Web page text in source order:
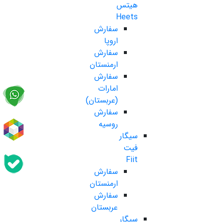
هیتس
Heets
سفارش
اروپا
سفارش
ارمنستان
سفارش
امارات
(عربستان)
سفارش
روسیه
سیگار
فیت
Fiit
سفارش
ارمنستان
سفارش
عربستان
سیگار